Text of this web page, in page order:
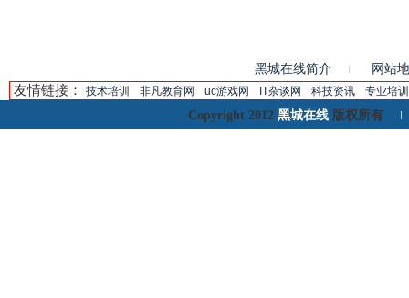
黑城在线简介
网站
友情链接： 技术培训 非凡教育网 uc游戏网 IT杂谈网 科技资讯 专业培
Copyright 2012 黑城在线 版权所有